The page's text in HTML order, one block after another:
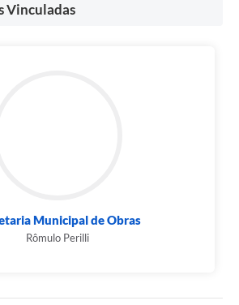
Vinculadas
Municipal de Obras
Rômulo Perilli